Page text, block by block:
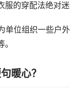
服的穿配法绝对迷
单位组织一些户
暖心？